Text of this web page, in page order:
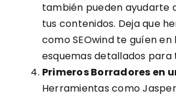
también pueden ayudarte
tus contenidos. Deja que
como SEOwind te guíen
esquemas detallados para
Primeros Borradores en
Herramientas como